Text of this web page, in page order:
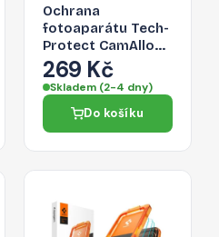
Ochrana
fotoaparátu Tech-
Protect CamAlloy
Fit+ pro iPhone 17
Pro Max – Cosmic
Orange
269 Kč
Skladem (2-4 dny)
Do košíku